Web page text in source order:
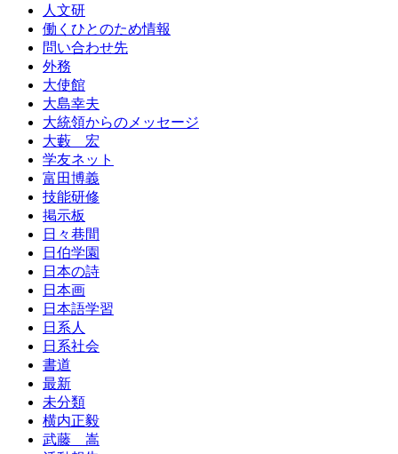
人文研
働くひとのため情報
問い合わせ先
外務
大使館
大島幸夫
大統領からのメッセージ
大藪 宏
学友ネット
富田博義
技能研修
掲示板
日々巷間
日伯学園
日本の詩
日本画
日本語学習
日系人
日系社会
書道
最新
未分類
横内正毅
武藤 嵩